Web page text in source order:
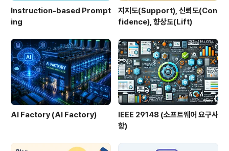
Instruction-based Prompt
ing
지지도(Support), 신뢰도(Con
fidence), 향상도(Lift)
AI Factory (AI Factory)
IEEE 29148 (소프트웨어 요구사
항)